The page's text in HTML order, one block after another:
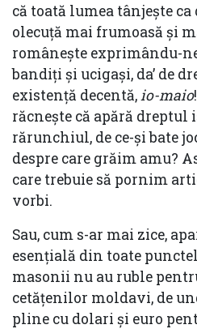
că toată lumea tânjește
olecuță mai frumoasă și
românește exprimându-
bandiți și ucigași, da’ de
existență decentă, io-maio
răcnește că apără dreptul
rărunchiul, de ce-și bate
despre care grăim amu?
care trebuie să pornim
vorbi.
Sau, cum s-ar mai zice,
esențială din toate
masonii nu au ruble
cetățenilor moldavi, de
pline cu dolari și euro